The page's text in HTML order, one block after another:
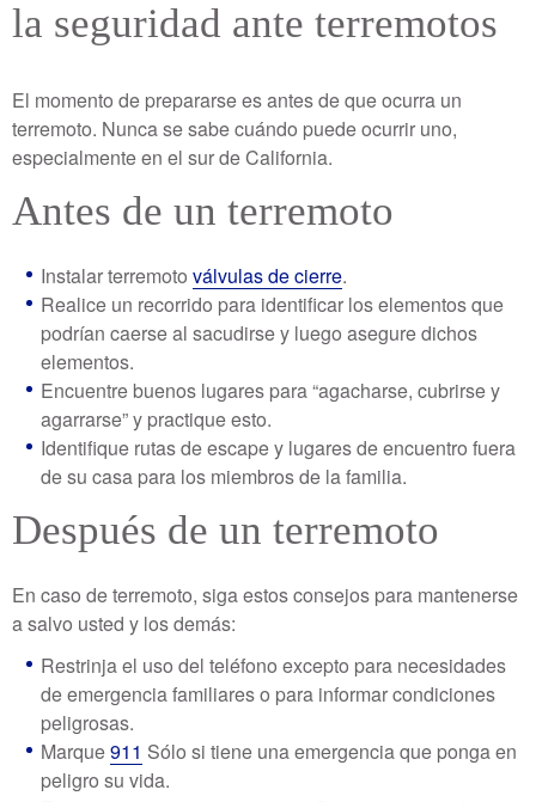
la seguridad ante terremotos
El momento de prepararse es antes de que ocurra un
terremoto. Nunca se sabe cuándo puede ocurrir uno,
especialmente en el sur de California.
Antes de un terremoto
Instalar terremoto válvulas de cierre.
Realice un recorrido para identificar los elementos que
podrían caerse al sacudirse y luego asegure dichos
elementos.
Encuentre buenos lugares para “agacharse, cubrirse y
agarrarse” y practique esto.
Identifique rutas de escape y lugares de encuentro fuera
de su casa para los miembros de la familia.
Después de un terremoto
En caso de terremoto, siga estos consejos para mantenerse
a salvo usted y los demás:
Restrinja el uso del teléfono excepto para necesidades
de emergencia familiares o para informar condiciones
peligrosas.
Marque911 Sólo si tiene una emergencia que ponga en
peligro su vida.